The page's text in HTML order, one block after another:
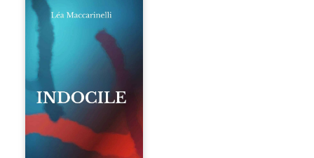
Quatre parties.
Quatre refus.
Quatre visages
d’une existence en
friction. Entre les
silences qu’on ne
déchiffre pas, les
amours qu’on
dérange, les corps
qu’on administre
et les liens qu’on
sabote, cet
ouvrage parle à